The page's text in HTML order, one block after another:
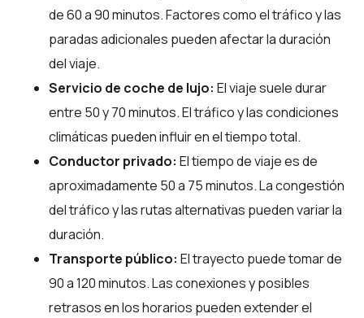
de 60 a 90 minutos. Factores como el tráfico y las
paradas adicionales pueden afectar la duración
del viaje.
Servicio de coche de lujo: El viaje suele durar
entre 50 y 70 minutos. El tráfico y las condiciones
climáticas pueden influir en el tiempo total.
Conductor privado: El tiempo de viaje es de
aproximadamente 50 a 75 minutos. La congestión
del tráfico y las rutas alternativas pueden variar la
duración.
Transporte público: El trayecto puede tomar de
90 a 120 minutos. Las conexiones y posibles
retrasos en los horarios pueden extender el